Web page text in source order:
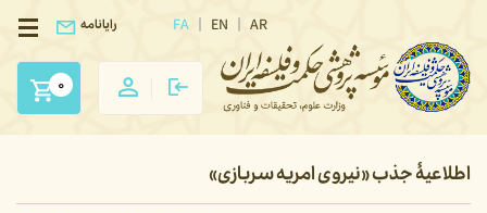
FA EN AR رایانامه
0
اطلاعیۀ جذب «نیروی امریه سربازی»